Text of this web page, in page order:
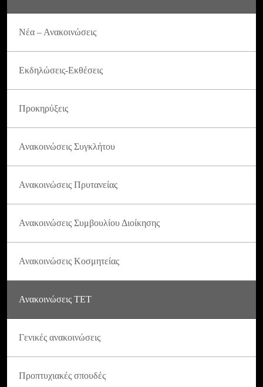
Νέα – Ανακοινώσεις
Εκδηλώσεις-Εκθέσεις
Προκηρύξεις
Ανακοινώσεις Συγκλήτου
Ανακοινώσεις Πρυτανείας
Ανακοινώσεις Συμβουλίου Διοίκησης
Ανακοινώσεις Κοσμητείας
Ανακοινώσεις ΤΕΤ
Γενικές ανακοινώσεις
Προπτυχιακές σπουδές